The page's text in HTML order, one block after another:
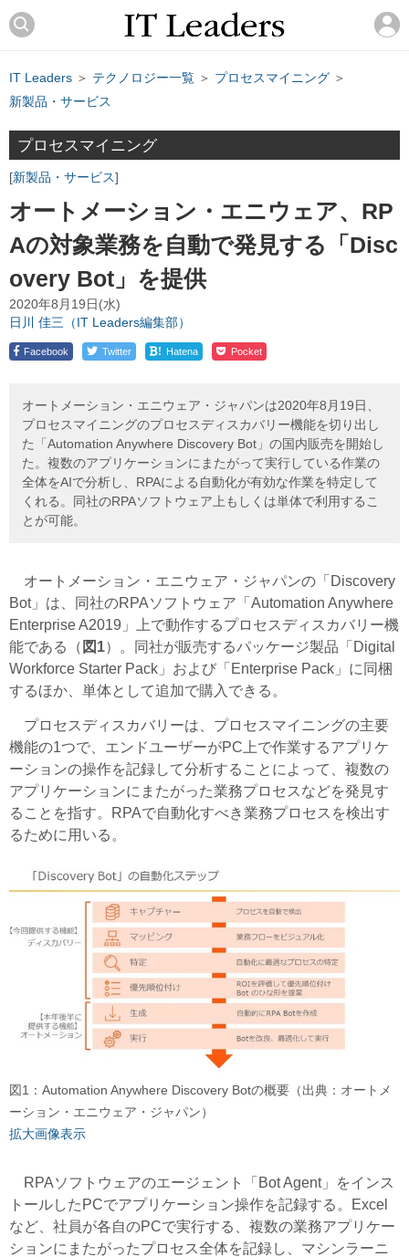
IT Leaders ＞ テクノロジー一覧 ＞ プロセスマイニング ＞
新製品・サービス
プロセスマイニング
新製品・サービス
オートメーション・エニウェア、RP
Aの対象業務を自動で発見する「Disc
overy Bot」を提供
2020年8月19日(水)
日川 佳三（IT Leaders編集部）
Facebook Twitter ! Hatena Pocket
オートメーション・エニウェア・ジャパンは2020年8月19日、
プロセスマイニングのプロセスディスカバリー機能を切り出し
た「Automation Anywhere Discovery Bot」の国内販売を開始し
た。複数のアプリケーションにまたがって実行している作業の
全体をAIで分析し、RPAによる自動化が有効な作業を特定して
くれる。同社のRPAソフトウェア上もしくは単体で利用するこ
とが可能。
オートメーション・エニウェア・ジャパンの「Discovery
Bot」は、同社のRPAソフトウェア「Automation Anywhere
Enterprise A2019」上で動作するプロセスディスカバリー機
能である（ 図1）。同社が販売するパッケージ製品「Digital
Workforce Starter Pack」および「Enterprise Pack」に同梱
するほか、単体として追加で購入できる。
プロセスディスカバリーは、プロセスマイニングの主要
機能の1つで、エンドユーザーがPC上で作業するアプリケ
ーションの操作を記録して分析することによって、複数の
アプリケーションにまたがった業務プロセスなどを発見す
ることを指す。RPAで自動化すべき業務プロセスを検出す
るために用いる。
図1：Automation Anywhere Discovery Botの概要（出典：オートメ
ーション・エニウェア・ジャパン）
拡大画像表示
RPAソフトウェアのエージェント「Bot Agent」をインス
トールしたPCでアプリケーション操作を記録する。Excel
など、社員が各自のPCで実行する、複数の業務アプリケー
ションにまたがったプロセス全体を記録し、マシンラーニ